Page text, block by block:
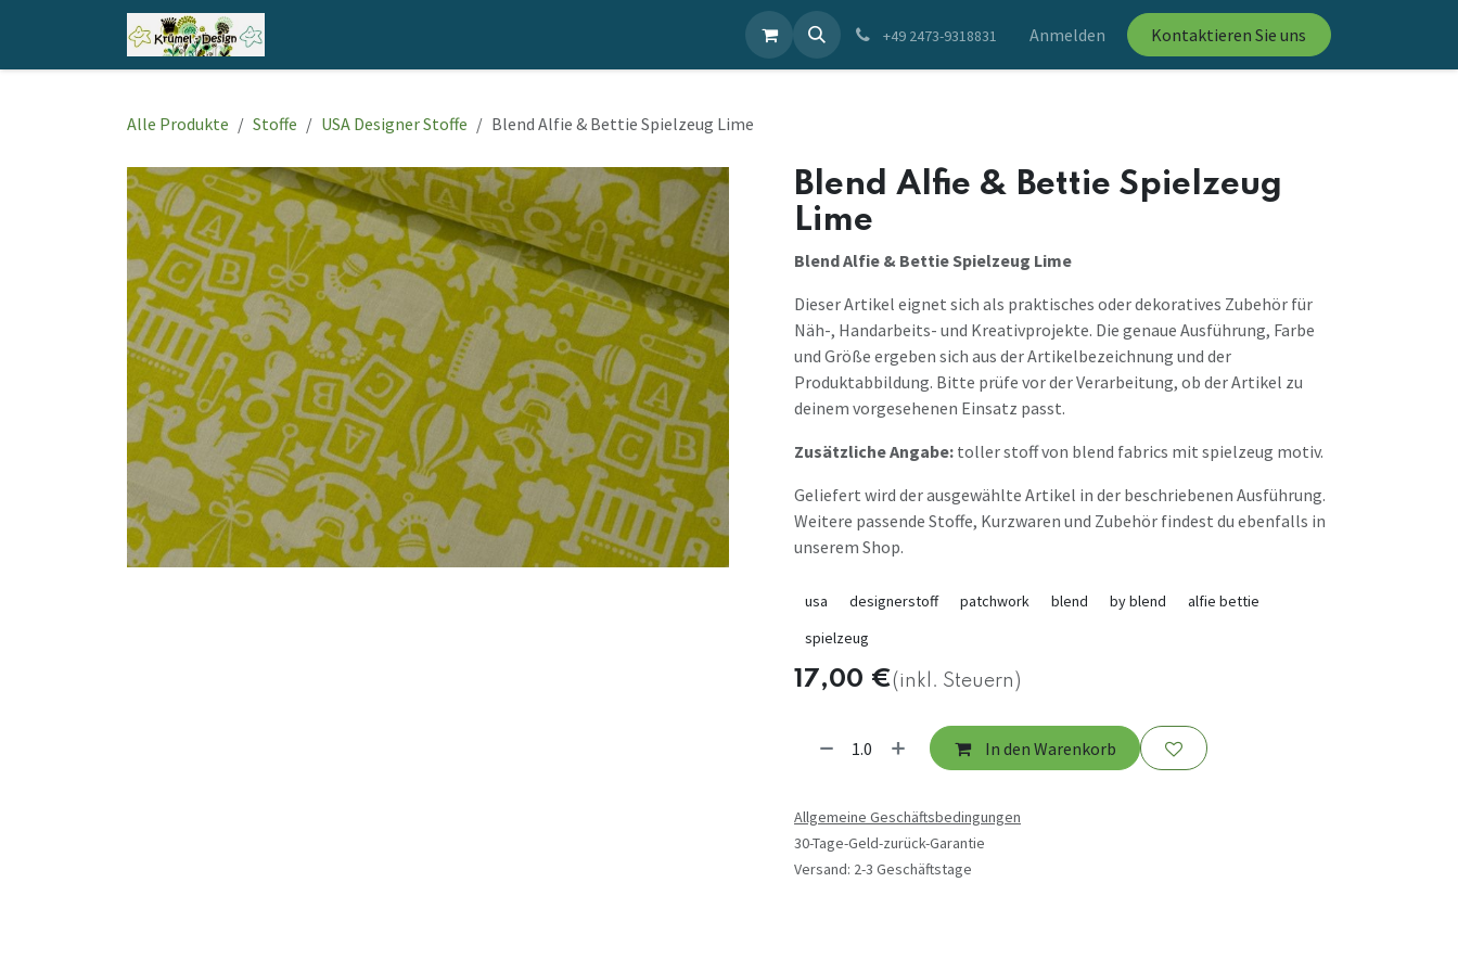
Zum Inhalt springen
+49 2473-9318831 Anmelden Kontaktieren Sie uns
Alle Produkte Stoffe USA Designer Stoffe Blend Alfie & Bettie Spielzeug Lime
Blend Alfie & Bettie Spielzeug
Lime
Blend Alfie & Bettie Spielzeug Lime
Dieser Artikel eignet sich als praktisches oder dekoratives Zubehör für
Näh-, Handarbeits- und Kreativprojekte. Die genaue Ausführung, Farbe
und Größe ergeben sich aus der Artikelbezeichnung und der
Produktabbildung. Bitte prüfe vor der Verarbeitung, ob der Artikel zu
deinem vorgesehenen Einsatz passt.
Zusätzliche Angabe: toller stoff von blend fabrics mit spielzeug motiv.
Geliefert wird der ausgewählte Artikel in der beschriebenen Ausführung.
Weitere passende Stoffe, Kurzwaren und Zubehör findest du ebenfalls in
unserem Shop.
usa designerstoff patchwork blend by blend
alfie bettie
spielzeug
17,00 €(inkl. Steuern)
In den Warenkorb
Allgemeine Geschäftsbedingungen
30-Tage-Geld-zurück-Garantie
Versand: 2-3 Geschäftstage